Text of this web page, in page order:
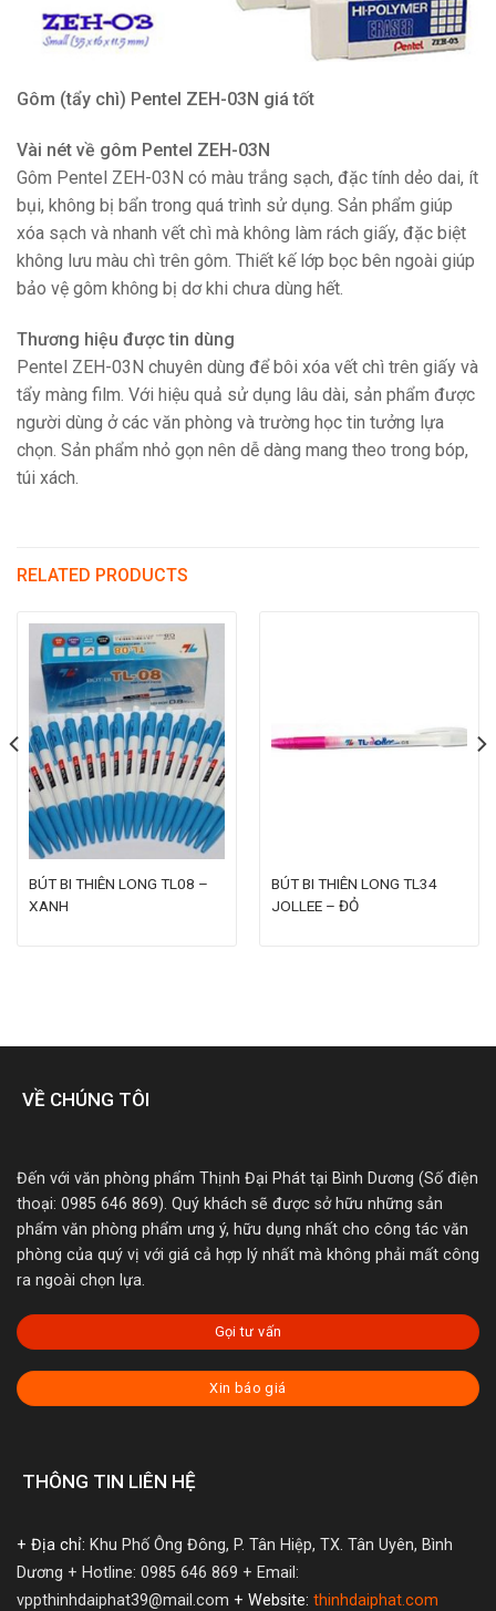
Gôm (tẩy chì) Pentel ZEH-03N giá tốt
Vài nét về gôm Pentel ZEH-03N
Gôm Pentel ZEH-03N có màu trắng sạch, đặc tính dẻo dai, ít
bụi, không bị bẩn trong quá trình sử dụng. Sản phẩm giúp
xóa sạch và nhanh vết chì mà không làm rách giấy, đặc biệt
không lưu màu chì trên gôm. Thiết kế lớp bọc bên ngoài giúp
bảo vệ gôm không bị dơ khi chưa dùng hết.
Thương hiệu được tin dùng
Pentel ZEH-03N chuyên dùng để bôi xóa vết chì trên giấy và
tẩy màng film. Với hiệu quả sử dụng lâu dài, sản phẩm được
người dùng ở các văn phòng và trường học tin tưởng lựa
chọn. Sản phẩm nhỏ gọn nên dễ dàng mang theo trong bóp,
túi xách.
RELATED PRODUCTS
BÚT BI THIÊN LONG TL08 –
XANH
BÚT BI THIÊN LONG TL34
JOLLEE – ĐỎ
VỀ CHÚNG TÔI
Đến với văn phòng phẩm Thịnh Đại Phát tại Bình Dương (Số điện
thoại: 0985 646 869). Quý khách sẽ được sở hữu những sản
phẩm văn phòng phẩm ưng ý, hữu dụng nhất cho công tác văn
phòng của quý vị với giá cả hợp lý nhất mà không phải mất công
ra ngoài chọn lựa.
Gọi tư vấn
Xin báo giá
THÔNG TIN LIÊN HỆ
+ Địa chỉ: Khu Phố Ông Đông, P. Tân Hiệp, TX. Tân Uyên, Bình
Dương + Hotline: 0985 646 869 + Email:
vppthinhdaiphat39@mail.com + Website: thinhdaiphat.com